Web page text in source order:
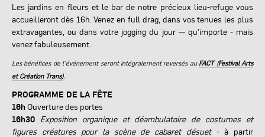
Les jardins en fleurs et le bar de notre précieux lieu-refuge vous
accueilleront dès 16h. Venez en full drag, dans vos tenues les plus
extravagantes, ou dans votre jogging du jour — qu’importe - mais
venez fabuleusement.
Les bénéfices de l’événement seront intégralement reversés au FACT (Festival Arts
et Création Trans).
PROGRAMME DE LA FÊTE
16hOuverture des portes
16h30 Exposition organique et déambulatoire de costumes et
figures créatures pour la scène de cabaret désuet - à partir